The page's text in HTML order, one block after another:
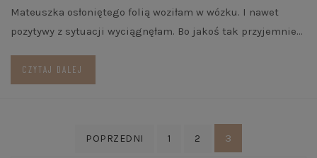
Mateuszka osłoniętego folią woziłam w wózku. I nawet
pozytywy z sytuacji wyciągnęłam. Bo jakoś tak przyjemnie…
CZYTAJ DALEJ
POPRZEDNI 1 2 3